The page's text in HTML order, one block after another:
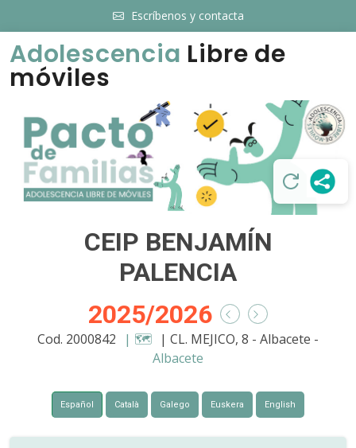
Escríbenos y contacta
Adolescencia Libre de
móviles
CEIP BENJAMÍN
PALENCIA
2025/2026
Cod. 2000842 | 🗺️ | CL. MEJICO, 8 - Albacete -
Albacete
Español Català Galego Euskera English